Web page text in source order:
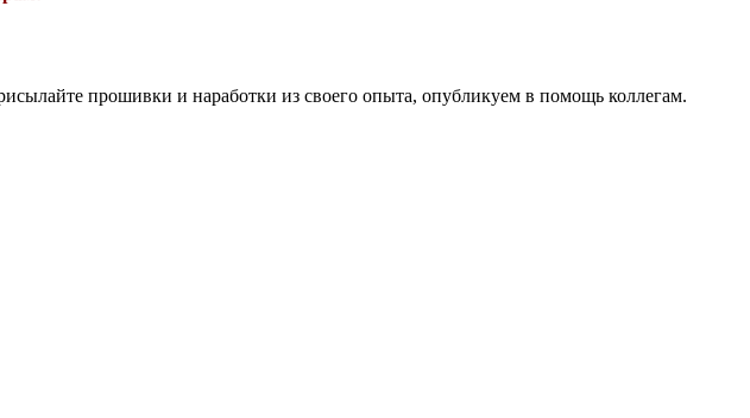
прошивки и наработки из своего опыта, опубликуем в помощь коллегам.